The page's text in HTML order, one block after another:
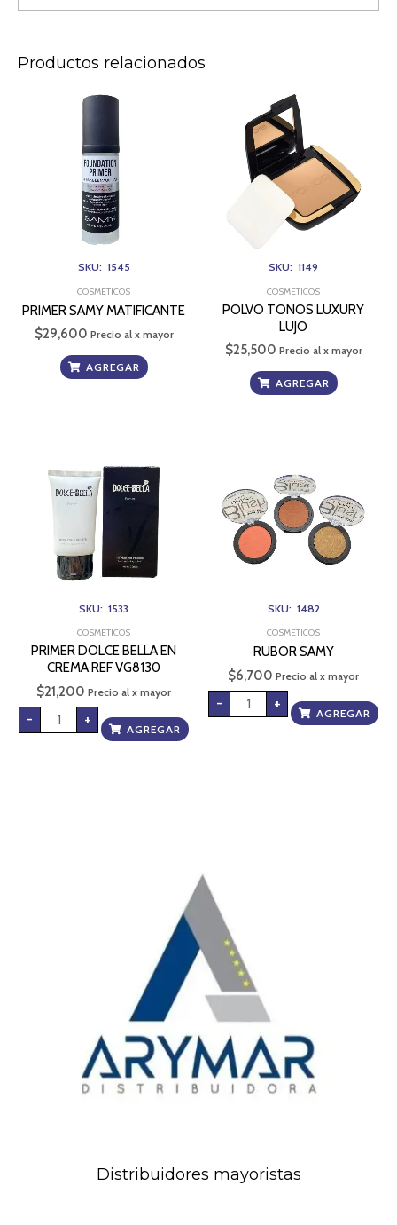
Productos relacionados
SKU: 1545
COSMETICOS
PRIMER SAMY MATIFICANTE
$29,600 Precio al x mayor
AGREGAR
SKU: 1149
COSMETICOS
POLVO TONOS LUXURY
LUJO
$25,500 Precio al x mayor
AGREGAR
SKU: 1533
COSMETICOS
PRIMER DOLCE BELLA EN
CREMA REF VG8130
$21,200 Precio al x mayor
-
CREMA
REF
VG8130
cantidad
+
AGREGAR
SKU: 1482
COSMETICOS
RUBOR SAMY
$6,700 Precio al x mayor
- +
AGREGAR
Distribuidores mayoristas